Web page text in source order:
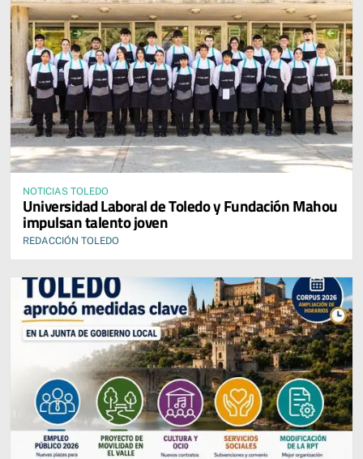
NOTICIAS TOLEDO
Universidad Laboral de Toledo y Fundación Mahou
impulsan talento joven
REDACCIÓN TOLEDO